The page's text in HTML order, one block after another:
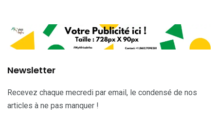
Newsletter
Recevez chaque mecredi par email, le condensé de nos
articles à ne pas manquer !